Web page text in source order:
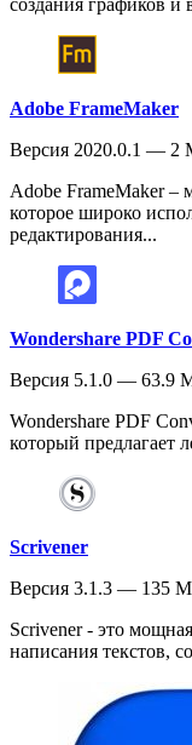
создания графиков и
Adobe FrameMaker
Версия 2020.0.1 — 2
Adobe FrameMaker –
которое широко
редактирования...
Wondershare PDF
Версия 5.1.0 — 63.9
Wondershare PDF
который предлагает
Scrivener
Версия 3.1.3 — 135
Scrivener - это
написания текстов,